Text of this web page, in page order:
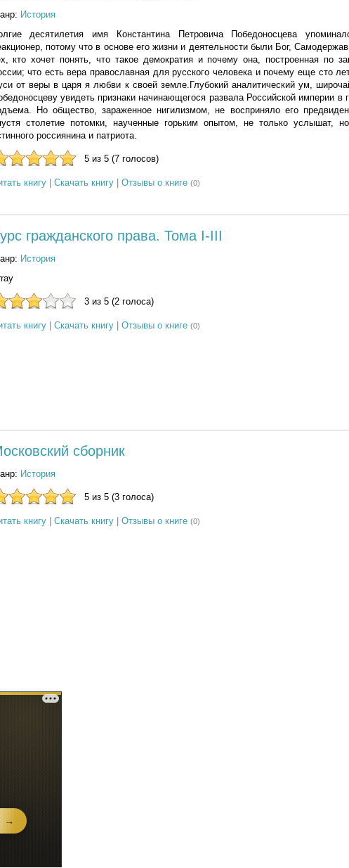
История
десятилетия имя Константина Петровича Победоносцева
потому что в основе его жизни и деятельности были Бог,
кто хочет понять, что такое демократия и почему она, построенная по
что есть вера православная для русского человека и почему еще сто
от веры в царя я любви к своей земле.Глубокий аналитический ум,
увидеть признаки начинающегося развала Российской империи в
Но общество, зараженное нигилизмом, не восприняло его
столетие потомки, наученные горьким опытом, не только услышат,
россиянина и патриота.
5 из 5 (7 голосов)
книгу| Скачать книгу| Отзывы о книге (0)
гражданского права. Тома I-III
История
3 из 5 (2 голоса)
книгу| Скачать книгу| Отзывы о книге (0)
сборник
История
5 из 5 (3 голоса)
книгу| Скачать книгу| Отзывы о книге (0)